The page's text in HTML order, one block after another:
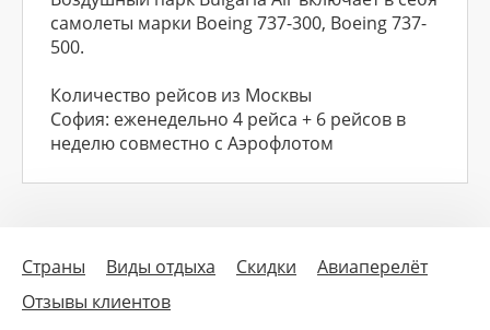
самолеты марки Boeing 737-300, Boeing 737-
500.
Количество рейсов из Москвы
София: еженедельно 4 рейса + 6 рейсов в
неделю совместно с Аэрофлотом
Страны Виды отдыха Скидки
Авиаперелёт
Отзывы клиентов